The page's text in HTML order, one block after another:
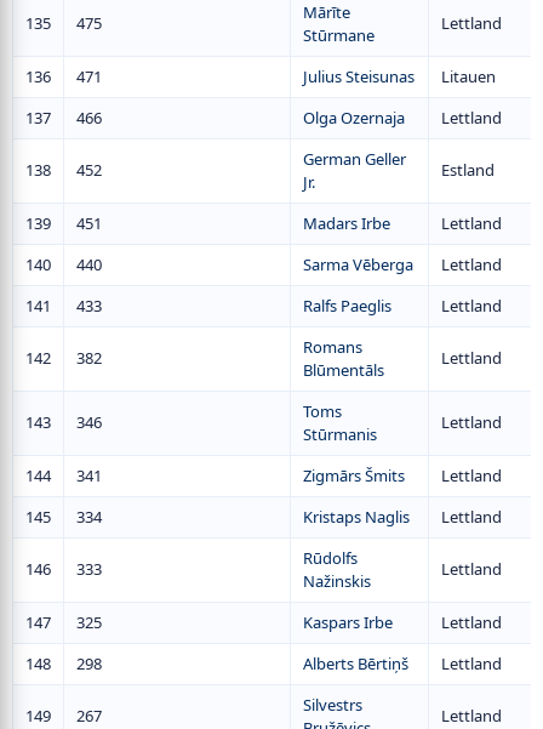
135 475
Mārīte
Stūrmane
Lettland
136 471 Julius Steisunas
Litauen
137
466 Olga Ozernaja Lettland
138 452
German Geller
Jr.
Estland
139 451 Madars Irbe
Lettland
140
440 Sarma Vēberga
Lettland
141
433 Ralfs Paeglis Lettland
142 382
Romans
Blūmentāls
Lettland
143 346
Toms
Stūrmanis
Lettland
144 341 Zigmārs Šmits
Lettland
145
334 Kristaps Naglis Lettland
146 333
Rūdolfs
Nažinskis
Lettland
147 325 Kaspars Irbe
Lettland
148
298 Alberts Bērtiņš Lettland
149 267
Silvestrs
Lettland